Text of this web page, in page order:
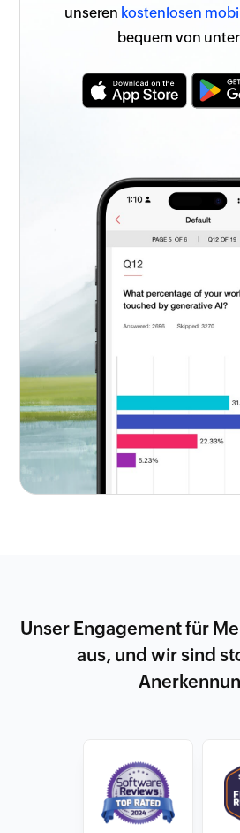
unseren kostenlosen
bequem von
Unser Engagement für
aus, und wir sind